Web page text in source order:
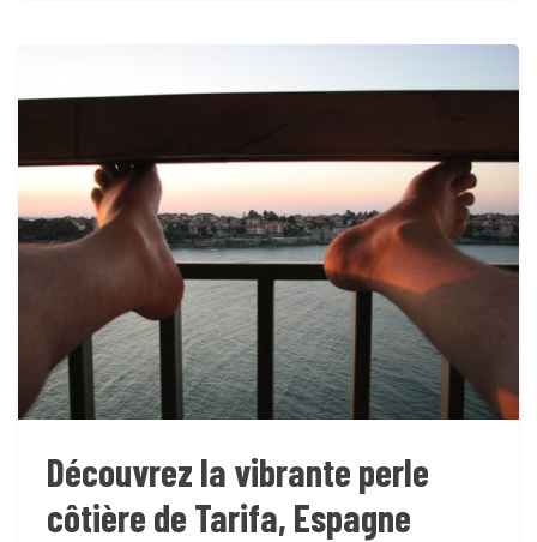
Découvrez la vibrante perle
côtière de Tarifa, Espagne